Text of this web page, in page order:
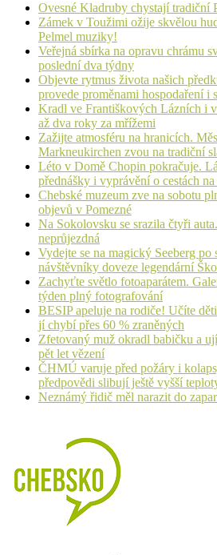
Ovesné Kladruby chystají tradiční
Zámek v Toužimi ožije skvělou
Pelmel muziky!
Veřejná sbírka na opravu chrámu
poslední dva týdny
Objevte rytmus života našich
provede proměnami hospodaření i
Kradl ve Františkových Lázních i
až dva roky za mřížemi
Zažijte atmosféru na hranicích.
Markneukirchen zvou na tradiční
Léto v Domě Chopin pokračuje.
přednášky i vyprávění o cestách
Chebské muzeum zve na sobotu
objevů v Pomezné
Na Sokolovsku se srazila čtyři
neprůjezdná
Vydejte se na magický Seeberg po
návštěvníky doveze legendární
Zachyťte světlo fotoaparátem.
týden plný fotografování
BESIP apeluje na rodiče! Učíte
jí chybí přes 60 % zraněných
Zfetovaný muž okradl babičku a
pět let vězení
ČHMÚ varuje před požáry i
předpovědi slibují ještě vyšší
Neznámý řidič měl narazit do